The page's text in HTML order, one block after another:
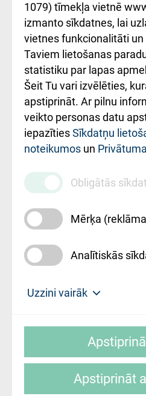
Kā pie mums nokļūt
Rēķinu apmaksas
ceļvedis
Rekvizīti un
ārstniecības
iestādes kods
010000234
Maksas
pakalpojumu
cenrādis
Mājas lapas izstrāde:
1079) tīmekļa vietnē
izmanto sīkdatnes, lai
vietnes funkcionalitāti
Taviem lietošanas
statistiku par lapas
Šeit Tu vari izvēlēties,
apstiprināt. Ar pilnu
veikto personas datu
iepazītiesSīkdatņu
noteikumos un
Obligātās
Mērķa
Analītiskās
Uzzini vairāk
slimnīca, turpmāk –
sīkdatņu izmantošanas
Apstiprināt